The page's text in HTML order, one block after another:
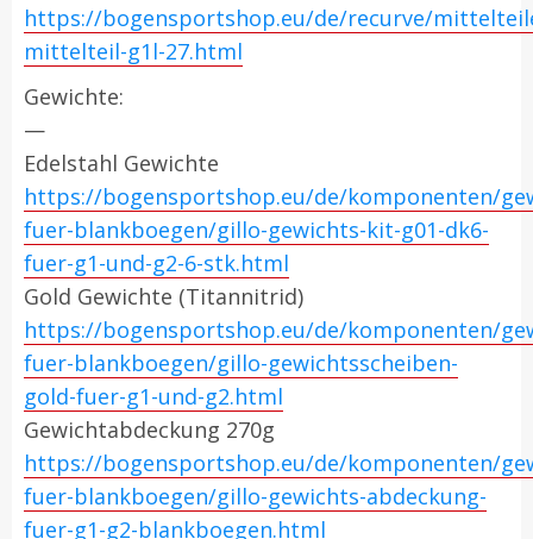
https://bogensportshop.eu/de/recurve/
mittelteil-g1l-27.html
Gewichte:
—
Edelstahl Gewichte
https://bogensportshop.eu/de/komponenten/
fuer-blankboegen/gillo-gewichts-kit-g01-dk6-
fuer-g1-und-g2-6-stk.html
Gold Gewichte (Titannitrid)
https://bogensportshop.eu/de/komponenten/
fuer-blankboegen/gillo-gewichtsscheiben-
gold-fuer-g1-und-g2.html
Gewichtabdeckung 270g
https://bogensportshop.eu/de/komponenten/
fuer-blankboegen/gillo-gewichts-abdeckung-
fuer-g1-g2-blankboegen.html